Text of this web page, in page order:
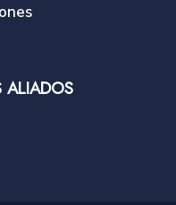
ALIADOS